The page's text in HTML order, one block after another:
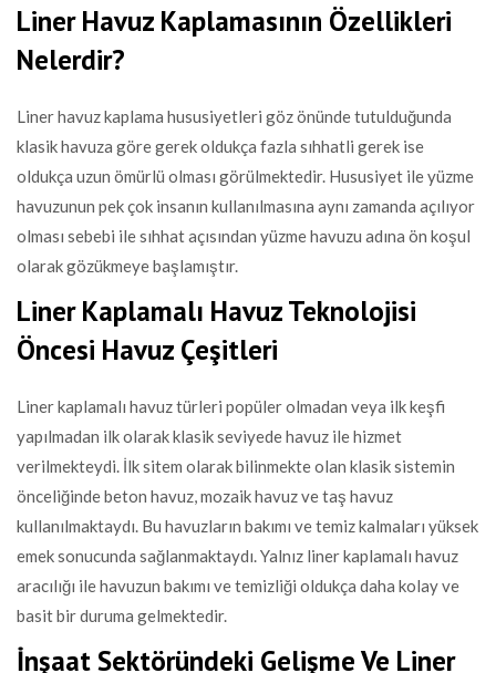
Liner Havuz Kaplamasının Özellikleri
Nelerdir?
Liner havuz kaplama hususiyetleri göz önünde tutulduğunda
klasik havuza göre gerek oldukça fazla sıhhatli gerek ise
oldukça uzun ömürlü olması görülmektedir. Hususiyet ile yüzme
havuzunun pek çok insanın kullanılmasına aynı zamanda açılıyor
olması sebebi ile sıhhat açısından yüzme havuzu adına ön koşul
olarak gözükmeye başlamıştır.
Liner Kaplamalı Havuz Teknolojisi
Öncesi Havuz Çeşitleri
Liner kaplamalı havuz türleri popüler olmadan veya ilk keşfi
yapılmadan ilk olarak klasik seviyede havuz ile hizmet
verilmekteydi. İlk sitem olarak bilinmekte olan klasik sistemin
önceliğinde beton havuz, mozaik havuz ve taş havuz
kullanılmaktaydı. Bu havuzların bakımı ve temiz kalmaları yüksek
emek sonucunda sağlanmaktaydı. Yalnız liner kaplamalı havuz
aracılığı ile havuzun bakımı ve temizliği oldukça daha kolay ve
basit bir duruma gelmektedir.
İnşaat Sektöründeki Gelişme Ve Liner